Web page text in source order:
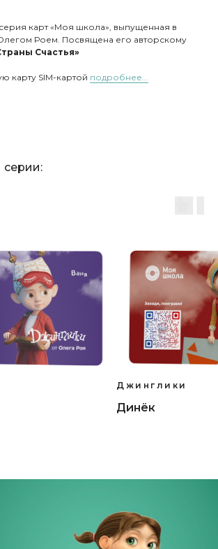
карт «Моя школа», выпущенная в
Роем. Посвящена его авторскому
Счастья»
карту SIM-картой подробнее...
серии:
Джинглики
Динёк